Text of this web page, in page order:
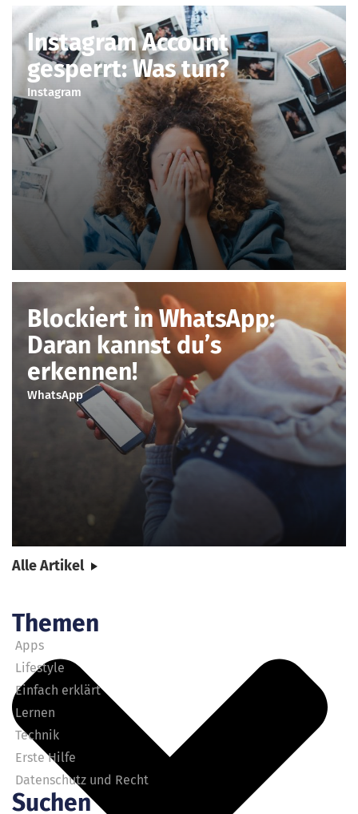
Instagram Account
gesperrt: Was tun?
Instagram
Blockiert in WhatsApp:
Daran kannst du’s
erkennen!
WhatsApp
Alle Artikel
Themen
Apps
Lifestyle
Einfach erklärt
Lernen
Technik
Erste Hilfe
Datenschutz und Recht
Suchen